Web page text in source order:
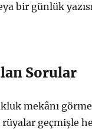
bir günlük
Sorular
mekânı
geçmişle